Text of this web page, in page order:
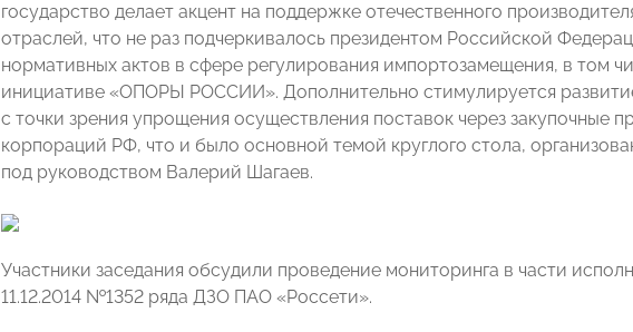
государство делает акцент на поддержке отечественного
отраслей, что не раз подчеркивалось президентом Российской
нормативных актов в сфере регулирования импортозамещения, в том
инициативе «ОПОРЫ РОССИИ». Дополнительно стимулируется
с точки зрения упрощения осуществления поставок через закупочные
корпораций РФ, что и было основной темой круглого стола,
под руководством Валерий Шагаев.
Участники заседания обсудили проведение мониторинга в части
11.12.2014 №1352 ряда ДЗО ПАО «Россети».